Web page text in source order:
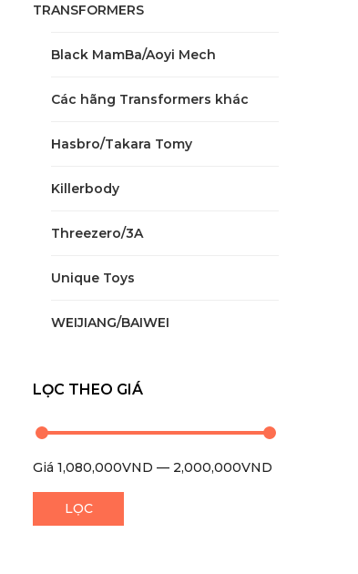
TRANSFORMERS
Black MamBa/Aoyi Mech
Các hãng Transformers khác
Hasbro/Takara Tomy
Killerbody
Threezero/3A
Unique Toys
WEIJIANG/BAIWEI
LỌC THEO GIÁ
LỌC
Giá 1,080,000VND — 2,000,000VND